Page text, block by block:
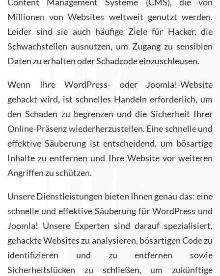
Millionen von Websites weltweit genutzt werden.
Leider sind sie auch häufige Ziele für Hacker, die
Schwachstellen ausnutzen, um Zugang zu sensiblen
Daten zu erhalten oder Schadcode einzuschleusen.
Wenn Ihre WordPress- oder Joomla!-Website
gehackt wird, ist schnelles Handeln erforderlich, um
den Schaden zu begrenzen und die Sicherheit Ihrer
Online-Präsenz wiederherzustellen. Eine schnelle und
effektive Säuberung ist entscheidend, um bösartige
Inhalte zu entfernen und Ihre Website vor weiteren
Angriffen zu schützen.
Unsere Dienstleistungen bieten Ihnen genau das: eine
schnelle und effektive Säuberung für WordPress und
Joomla! Unsere Experten sind darauf spezialisiert,
gehackte Websites zu analysieren, bösartigen Code zu
identifizieren und zu entfernen sowie
Sicherheitslücken zu schließen, um zukünftige